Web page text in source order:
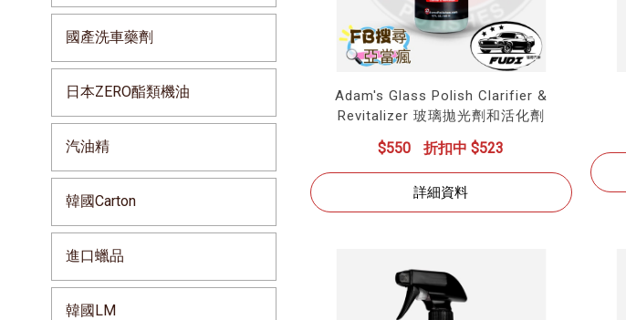
國產洗車藥劑
日本ZERO酯類機油
汽油精
韓國Carton
進口蠟品
韓國LM
Adam's Glass Polish Clarifier &
Revitalizer 玻璃拋光劑和活化劑
$550 折扣中 $523
詳細資料